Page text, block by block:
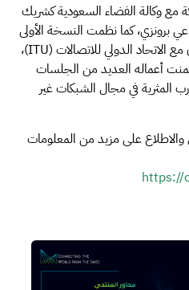
مع وكالة الفضاء السعودية كشريك
برونزي، كما نظمت النسخة الأولى
من المنتدى في عام 2022 بالتعاون مع الاتحاد الدولي للاتصالات (ITU)،
مشارك، وتضمنت أعماله العديد من الجلسات
المثرية في مجال الشبكات غير
والاطلاع على مزيد من المعلومات
https://